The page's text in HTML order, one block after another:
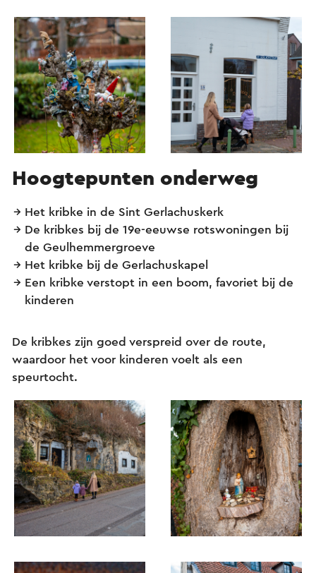
Hoogtepunten onderweg
Het kribke in de Sint Gerlachuskerk
De kribkes bij de 19e-eeuwse rotswoningen bij
de Geulhemmergroeve
Het kribke bij de Gerlachuskapel
Een kribke verstopt in een boom, favoriet bij de
kinderen
De kribkes zijn goed verspreid over de route,
waardoor het voor kinderen voelt als een
speurtocht.